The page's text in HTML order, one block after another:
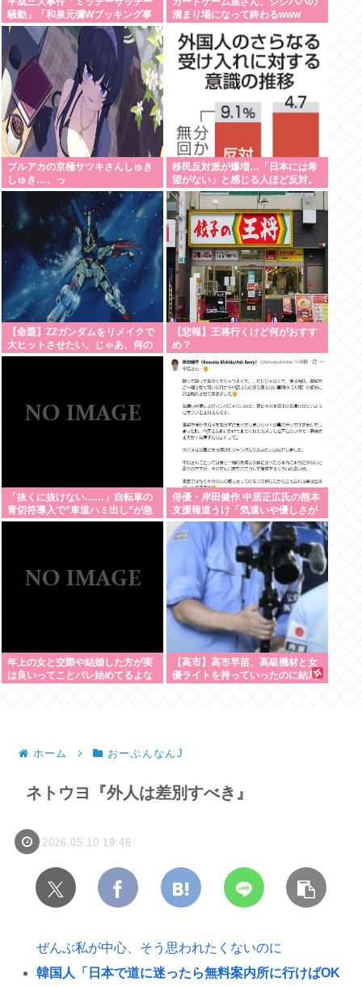
騒動」「和泉元彌Wブッキング事
件」あとひとつは？
溜まり場になって終わるwww
ブルアカの京極サツキさんしゅき
しゅき…、っ
移民反対派が爆増…「日本には希
望がない」と感じる人ほど反対。
進む若者の嫌儲化
【命題】ZZガンダムをリメイクで
大ヒットさせたい。じゃあ、何の
要素を足せばいい？
【悲報】王将行くけど何がおすす
め？
「抜くに抜けない……」自転車の
青切符導入で”車道ハミ出し”が急
増中
俳優・岸田健作 中居正広氏の熊本
支援報道うけ「気遣いや優しさが
ハンパじゃない」 中居氏との思い
出を回顧
年上の女と交際や結婚した方が実
は良いってことバレ始めてるよな
【高市】高市早苗、高級機材と女
優ライトを持っていったのに結局
ホーム おーぷんなんJ
ネトウヨ『外人は差別すべき』
2026.05.10 19:46
ぜんぶ私が中心、そう思われたくないのに
韓国人「日本で道に迷ったら無料案内所に行けばOK